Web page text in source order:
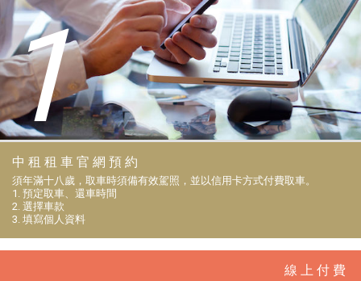
1
中租租車官網預約
須年滿十八歲，取車時須備有效駕照，並以信用卡方式付費取車。
1. 預定取車、還車時間
2. 選擇車款
3. 填寫個人資料
線上付費